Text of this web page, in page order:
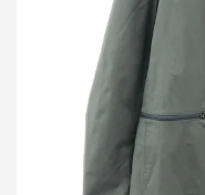
シェル セット